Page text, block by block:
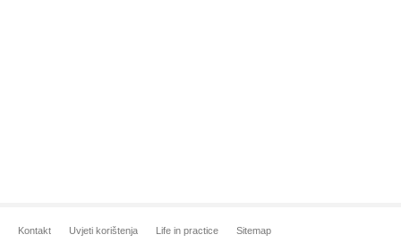
Kontakt Uvjeti korištenja Life in practice Sitemap